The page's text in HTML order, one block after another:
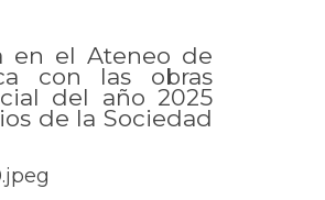
en el Ateneo de
con las obras
del año 2025
de la Sociedad